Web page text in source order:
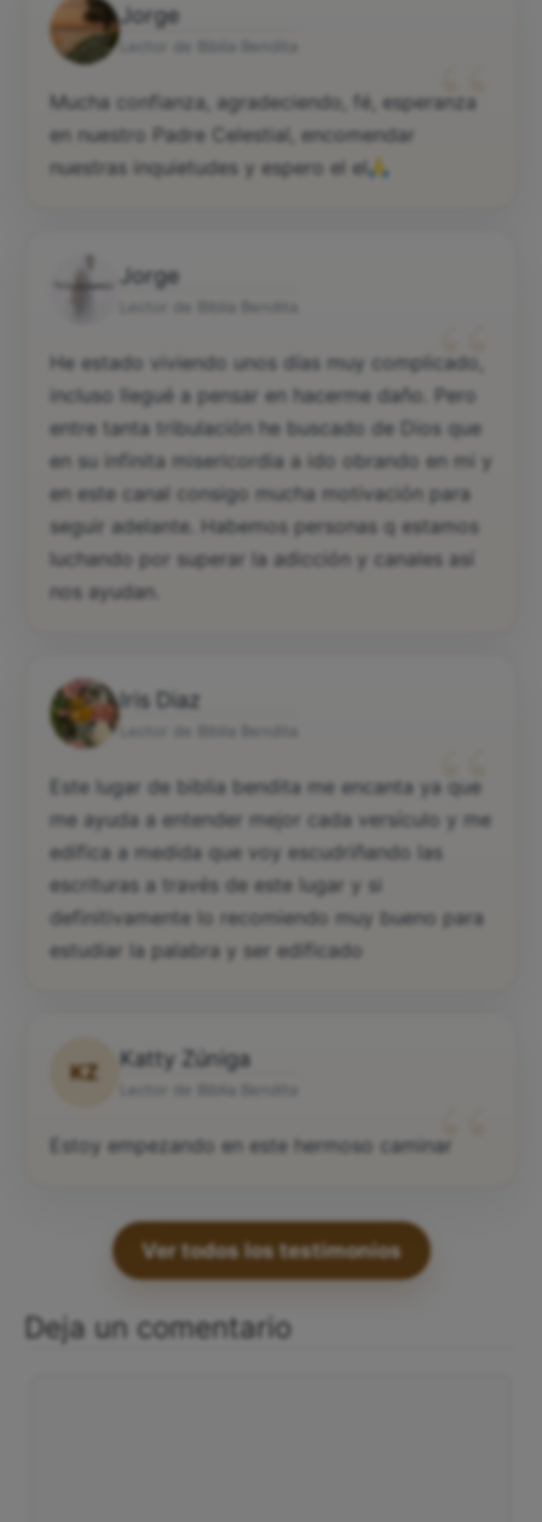
Jorge
“
Mucha confianza, agradeciendo, fé, esperanza
en nuestro Padre Celestial, encomendar
nuestras inquietudes y espero el el
Jorge
“
He estado viviendo unos días muy complicado,
incluso llegué a pensar en hacerme daño. Pero
entre tanta tribulación he buscado de Dios que
en su infinita misericordia a ido obrando en mi y
en este canal consigo mucha motivación para
seguir adelante. Habemos personas q estamos
luchando por superar la adicción y canales así
nos ayudan.
Iris Diaz
“
Este lugar de biblia bendita me encanta ya que
me ayuda a entender mejor cada versículo y me
edifica a medida que voy escudriñando las
escrituras a través de este lugar y si
definitivamente lo recomiendo muy bueno para
estudiar la palabra y ser edificado
KZ
Katty Zúniga
“
Estoy empezando en este hermoso caminar
Ver todos los testimonios
Deja un comentario